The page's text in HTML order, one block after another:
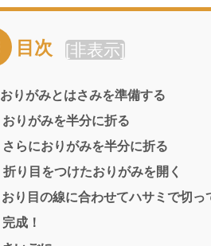
目次 [非表示]
おりがみとはさみを準備する
おりがみを半分に折る
さらにおりがみを半分に折る
折り目をつけたおりがみを開く
おり目の線に合わせてハサミで切っ
完成！